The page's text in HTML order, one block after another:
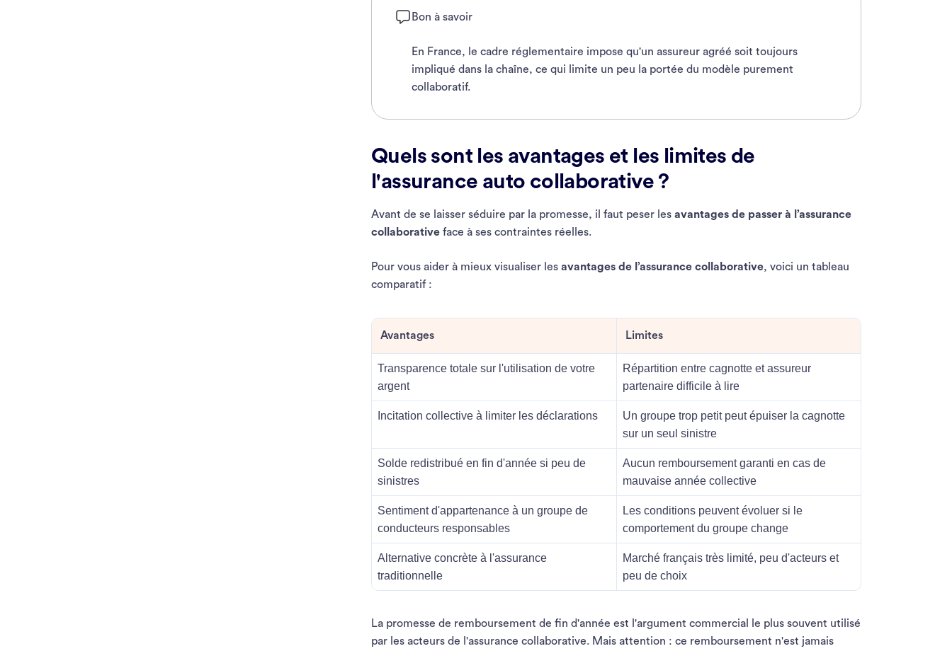
Bon à savoir
En France, le cadre réglementaire impose qu'un assureur agréé soit toujours
impliqué dans la chaîne, ce qui limite un peu la portée du modèle purement
collaboratif.
Quels sont les avantages et les limites de
l'assurance auto collaborative ?
Avant de se laisser séduire par la promesse, il faut peser les avantages de passer à l’assurance
collaborative face à ses contraintes réelles.
Pour vous aider à mieux visualiser les avantages de l’assurance collaborative, voici un tableau
comparatif :
Avantages Limites
Transparence totale sur l'utilisation de votre
argent
Répartition entre cagnotte et assureur
partenaire difficile à lire
Incitation collective à limiter les déclarations
Un groupe trop petit peut épuiser la cagnotte
sur un seul sinistre
Solde redistribué en fin d'année si peu de
sinistres
Aucun remboursement garanti en cas de
mauvaise année collective
Sentiment d'appartenance à un groupe de
conducteurs responsables
Les conditions peuvent évoluer si le
comportement du groupe change
Alternative concrète à l'assurance
traditionnelle
Marché français très limité, peu d'acteurs et
peu de choix
La promesse de remboursement de fin d'année est l'argument commercial le plus souvent utilisé
par les acteurs de l'assurance collaborative. Mais attention : ce remboursement n'est jamais